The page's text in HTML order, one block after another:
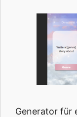
Generator für